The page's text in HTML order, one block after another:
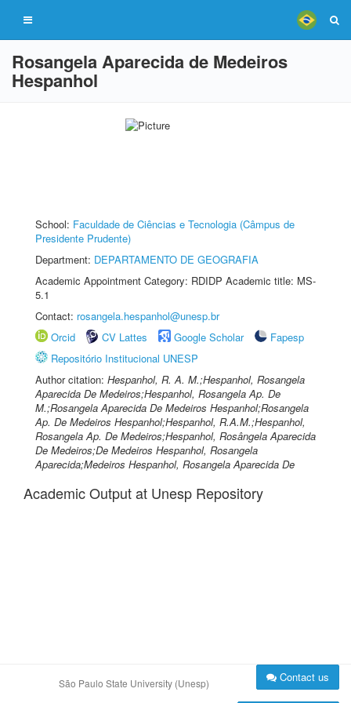
Rosangela Aparecida de Medeiros
Hespanhol
School: Faculdade de Ciências e Tecnologia (Câmpus de
Presidente Prudente)
Department: DEPARTAMENTO DE GEOGRAFIA
Academic Appointment Category: RDIDP Academic title: MS-
5.1
Contact: rosangela.hespanhol@unesp.br
Orcid
CV Lattes Google Scholar
Fapesp
Repositório Institucional UNESP
Author citation: Hespanhol, R. A. M.;Hespanhol, Rosangela
Aparecida De Medeiros;Hespanhol, Rosangela Ap. De
M.;Rosangela Aparecida De Medeiros Hespanhol;Rosangela
Ap. De Medeiros Hespanhol;Hespanhol, R.A.M.;Hespanhol,
Rosangela Ap. De Medeiros;Hespanhol, Rosângela Aparecida
De Medeiros;De Medeiros Hespanhol, Rosangela
Aparecida;Medeiros Hespanhol, Rosangela Aparecida De
Academic Output at Unesp Repository
São Paulo State University (Unesp) Contact us